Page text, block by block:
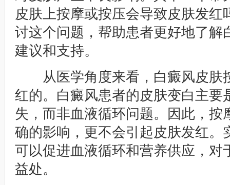
皮肤上按摩或按压会导致皮肤发
讨这个问题，帮助患者更好地了解
建议和支持。
从医学角度来看，白癜风皮肤
红的。白癜风患者的皮肤变白主要
失，而非血液循环问题。因此，
确的影响，更不会引起皮肤发红。
可以促进血液循环和营养供应，对
益处。